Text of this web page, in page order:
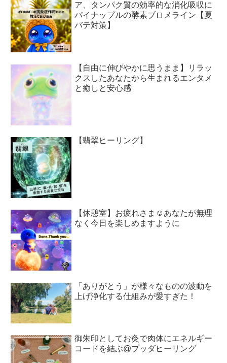
ア、タンパク質の効率的な消化吸収に
パイナップルの酵素ブロメライン【夏
バテ対策】
【自由に伸びやかに思うまま】リラッ
クスしたあなたから生まれるエンタメ
と癒しと安心感
【翡翠ヒーリング】
【休憩室】お疲れさま☺︎あなたが無理
なく今日を楽しめますように
「ありがとう」が様々なものの波動を
上げ浄化する仕組みが愛すぎた！
御朱印としてお灸で肉体にエネルギー
コードを結ぶ@ブッダヒーリング